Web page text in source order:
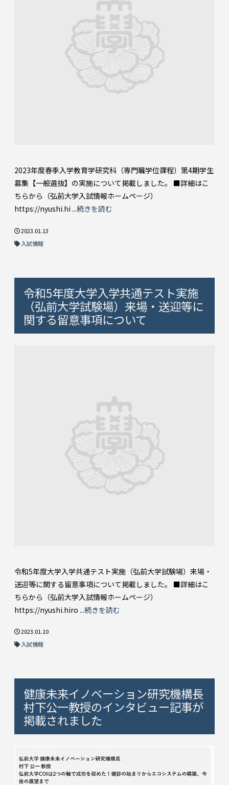
2023年度春季入学教育学研究科（専門職学位課程）第4期学生
募集【一般選抜】の実施について掲載しました。 ■詳細はこ
ちらから（弘前大学入試情報ホームページ）
https://nyushi.hi ...続きを読む
2023.01.13
入試情報
令和5年度大学入学共通テスト実施
（弘前大学試験場）来場・送迎等に
関する留意事項について
令和5年度大学入学共通テスト実施（弘前大学試験場）来場・
送迎等に関する留意事項について掲載しました。 ■詳細はこ
ちらから（弘前大学入試情報ホームページ）
https://nyushi.hiro ...続きを読む
2023.01.10
入試情報
健康未来イノベーション研究機構長
村下公一教授のインタビュー記事が
掲載されました